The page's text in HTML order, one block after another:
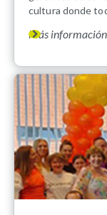
cultura donde
Más información